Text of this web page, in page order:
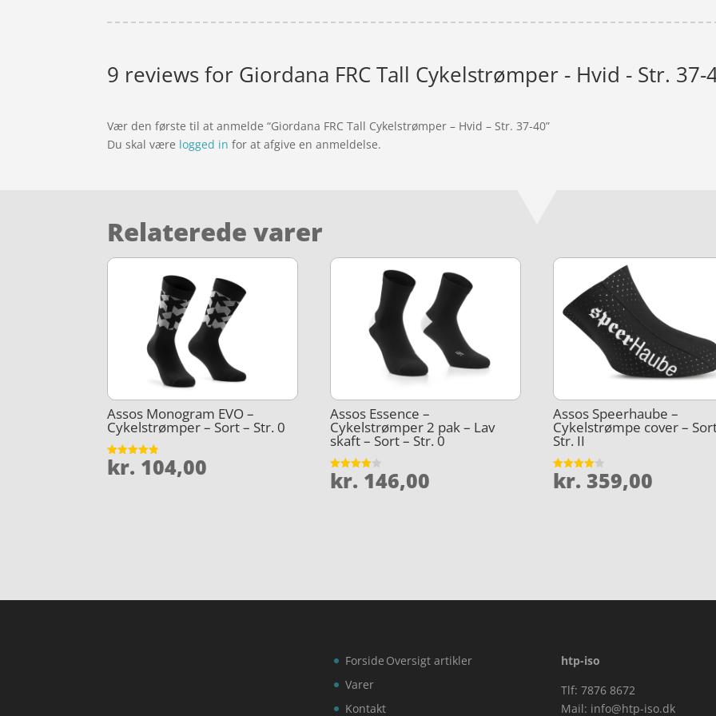
9 reviews for Giordana FRC Tall Cykelstrømper - Hvid - Str. 37-
Vær den første til at anmelde “Giordana FRC Tall Cykelstrømper – Hvid – Str. 37-40”
Du skal være logged in for at afgive en anmeldelse.
Relaterede varer
Assos Monogram EVO –
Cykelstrømper – Sort – Str. 0
Vurderet
4.8
kr. 104,00
Assos Essence –
Cykelstrømper 2 pak – Lav
skaft – Sort – Str. 0
Vurderet
3.9
kr. 146,00
Assos Speerhaube –
Cykelstrømpe cover –
Str. II
Vurderet
4.1
kr. 359,00
Forside
Varer
Kontakt
Oversigt artikler
htp-iso
Tlf: 7876 8672
Mail: info@htp-iso.dk